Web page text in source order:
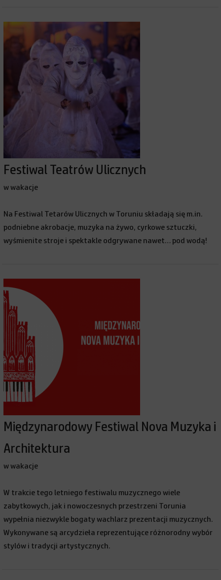
Festiwal Teatrów Ulicznych
w wakacje
Na Festiwal Tetarów Ulicznych w Toruniu składają się m.in.
podniebne akrobacje, muzyka na żywo, cyrkowe sztuczki,
wyśmienite stroje i spektakle odgrywane nawet… pod wodą!
Międzynarodowy Festiwal Nova Muzyka i
Architektura
w wakacje
W trakcie tego letniego festiwalu muzycznego wiele
zabytkowych, jak i nowoczesnych przestrzeni Torunia
wypełnia niezwykle bogaty wachlarz prezentacji muzycznych.
Wykonywane są arcydzieła reprezentujące różnorodny wybór
stylów i tradycji artystycznych.